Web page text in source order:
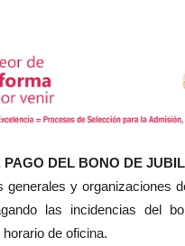
DEL BONO DE
generales y organizaciones
las incidencias del
de oficina.